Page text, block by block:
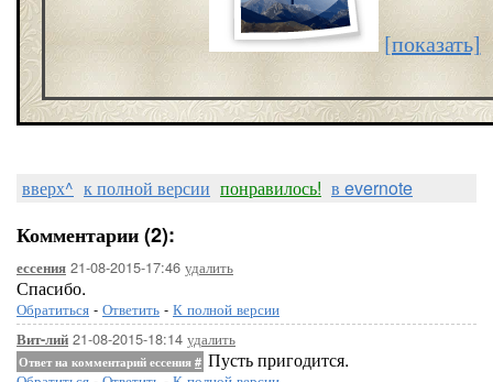
[показать]
вверх^ к полной версии понравилось! в evernote
Комментарии (2):
ессения 21-08-2015-17:46 удалить
Спасибо.
Обратиться - Ответить - К полной версии
Вит-лий 21-08-2015-18:14 удалить
Ответ на комментарий ессения # Пусть пригодится.